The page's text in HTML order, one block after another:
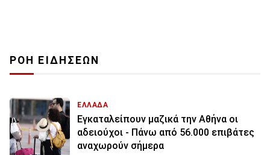
ΡΟΗ ΕΙΔΗΣΕΩΝ
ΕΛΛΑΔΑ
Εγκαταλείπουν μαζικά την Αθήνα οι
αδειούχοι - Πάνω από 56.000 επιβάτες
αναχωρούν σήμερα